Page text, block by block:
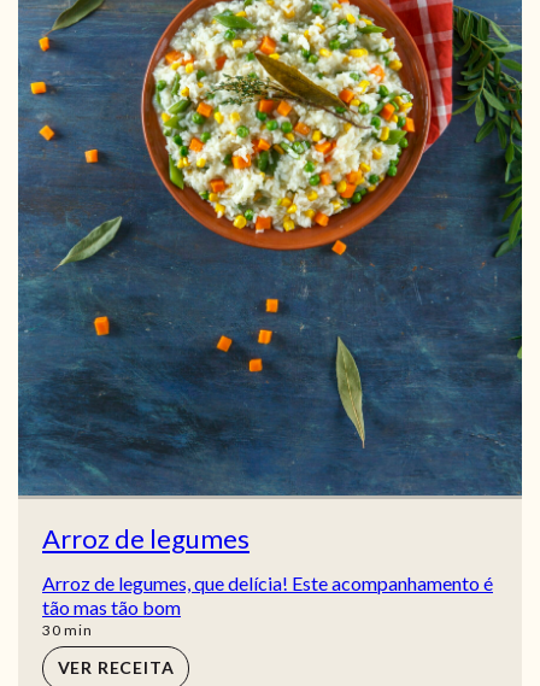
Arroz de legumes
Arroz de legumes, que delícia! Este acompanhamento é
tão mas tão bom
30min
min
VER RECEITA